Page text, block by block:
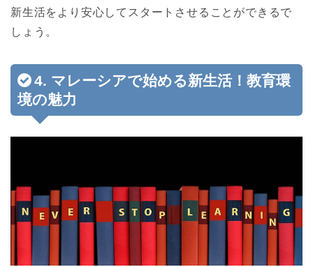
新生活をより安心してスタートさせることができるで
しょう。
4. マレーシアで始める新生活！教育環
境の魅力